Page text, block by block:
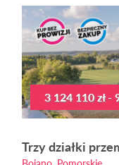
3 124 110 zł -
Trzy działki